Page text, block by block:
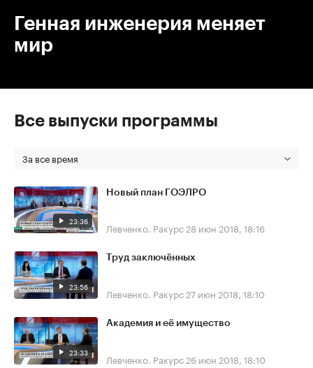
Генная инженерия меняет
мир
Все выпуски программы
За все время
23:36
Новый план ГОЭЛРО
Левченко. Ракурс 28 июн 2018, 18:16
23:56
Труд заключённых
Левченко. Ракурс 27 июн 2018, 18:10
23:33
Академия и её имущество
Левченко. Ракурс 26 июн 2018, 18:10